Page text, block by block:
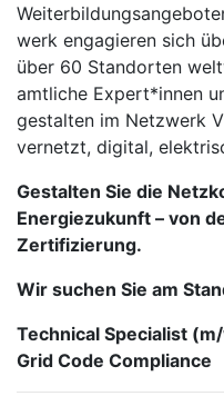
werk enga­gieren sich
über 60 Stand­orten
amt­liche Expert*innen
gestal­ten im Netz­werk
ver­netzt, digi­tal,
Gestalten Sie die
Energiezukunft – von
Zertifizierung.
Wir su­chen Sie am
Technical Specialist
Grid Code Compliance